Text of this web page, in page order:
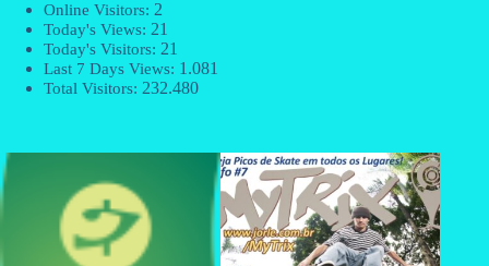
Online Visitors: 2
Today's Views: 21
Today's Visitors: 21
Last 7 Days Views: 1.081
Total Visitors: 232.480